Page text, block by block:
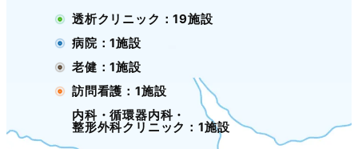
透析クリニック：19施設
病院：1施設
老健：1施設
訪問看護：1施設
内科・循環器内科・
整形外科クリニック：1施設